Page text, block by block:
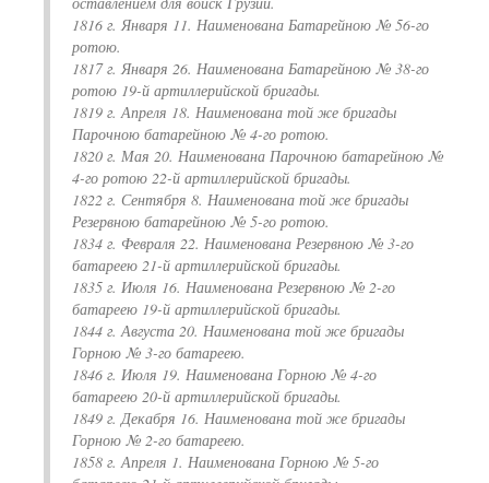
1816 г. Января 11. Наименована Батарейною № 56-го
ротою.
1817 г. Января 26. Наименована Батарейною № 38-го
ротою 19-й артиллерийской бригады.
1819 г. Апреля 18. Наименована той же бригады
Парочною батарейною № 4-го ротою.
1820 г. Мая 20. Наименована Парочною батарейною №
4-го ротою 22-й артиллерийской бригады.
1822 г. Сентября 8. Наименована той же бригады
Резервною батарейною № 5-го ротою.
1834 г. Февраля 22. Наименована Резервною № 3-го
батареею 21-й артиллерийской бригады.
1835 г. Июля 16. Наименована Резервною № 2-го
батареею 19-й артиллерийской бригады.
1844 г. Августа 20. Наименована той же бригады
Горною № 3-го батареею.
1846 г. Июля 19. Наименована Горною № 4-го
батареею 20-й артиллерийской бригады.
1849 г. Декабря 16. Наименована той же бригады
Горною № 2-го батареею.
1858 г. Апреля 1. Наименована Горною № 5-го